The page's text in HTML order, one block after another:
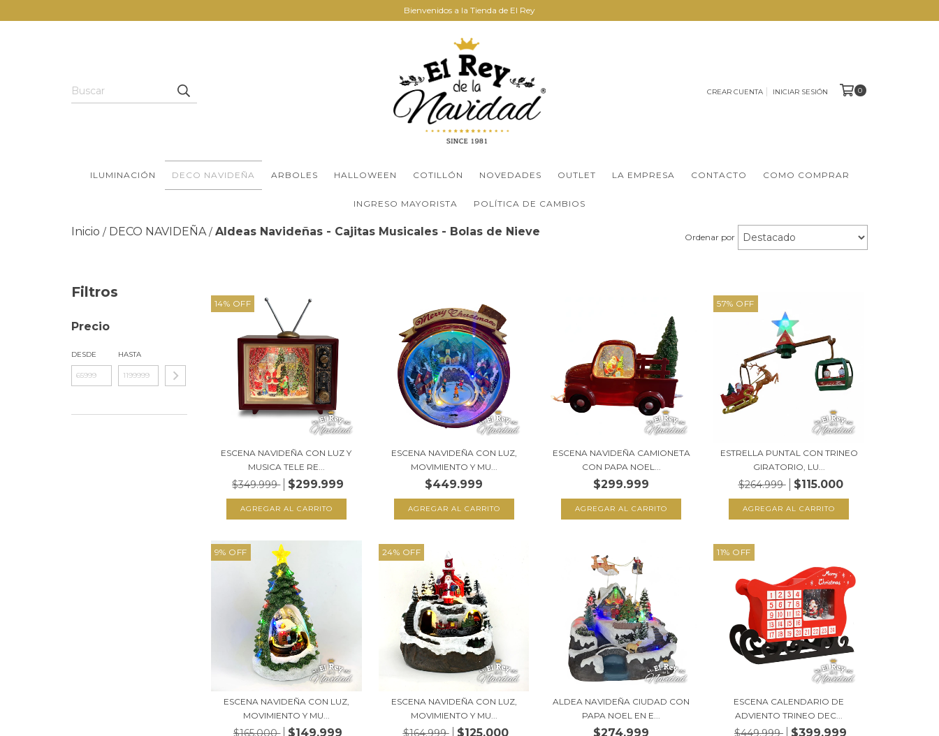
Bienvenidos a la Tienda de El Rey
CREAR CUENTA INICIAR SESIÓN 0
ILUMINACIÓN DECO NAVIDEÑA ARBOLES HALLOWEEN COTILLÓN NOVEDADES OUTLET LA EMPRESA CONTACTO COMO COMPRAR
INGRESO MAYORISTA POLÍTICA DE CAMBIOS
Inicio / DECO NAVIDEÑA / Aldeas Navideñas - Cajitas Musicales - Bolas de Nieve Ordenar por
Filtros
Precio
DESDE HASTA
14% OFF
ESCENA NAVIDEÑA CON LUZ Y
MUSICA TELE RE...
$349.999 $299.999
ESCENA NAVIDEÑA CON LUZ,
MOVIMIENTO Y MU...
$449.999
ESCENA NAVIDEÑA CAMIONETA
CON PAPA NOEL...
$299.999
57% OFF
ESTRELLA PUNTAL CON TRINEO
GIRATORIO, LU...
$264.999 $115.000
9% OFF
ESCENA NAVIDEÑA CON LUZ,
MOVIMIENTO Y MU...
$165.000 $149.999
24% OFF
ESCENA NAVIDEÑA CON LUZ,
MOVIMIENTO Y MU...
$164.999 $125.000
ALDEA NAVIDEÑA CIUDAD CON
PAPA NOEL EN E...
$274.999
11% OFF
ESCENA CALENDARIO DE
ADVIENTO TRINEO DEC...
$449.999 $399.999